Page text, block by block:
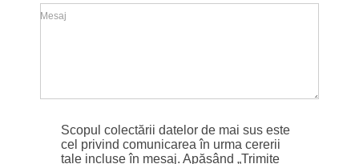
Mesaj
Scopul colectării datelor de mai sus este
cel privind comunicarea în urma cererii
tale incluse în mesaj. Apăsând „Trimite